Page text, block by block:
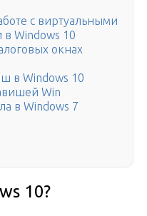
с виртуальными
в Windows 10
окнах
в Windows 10
Win
в Windows 7
10?